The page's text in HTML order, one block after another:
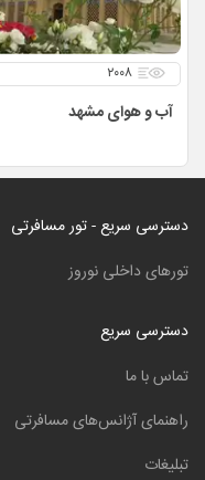
۲۰۰۸
آب و هوای مشهد
دسترسی سریع - تور مسافرتی
تورهای داخلی نوروز
دسترسی سریع
تماس با ما
راهنمای آژانس‌های مسافرتی
تبلیغات